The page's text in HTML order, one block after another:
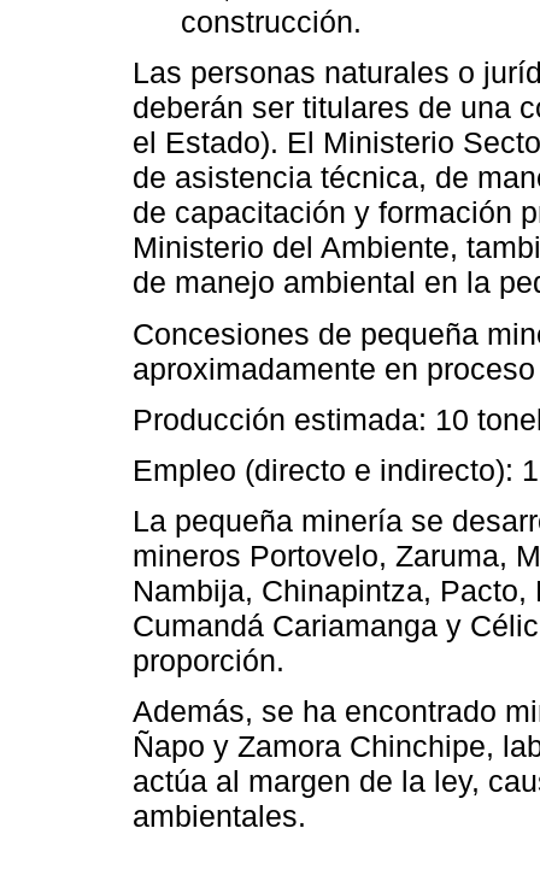
construcción.
Las personas naturales o
deberán ser titulares de una
el Estado). El Ministerio
de asistencia técnica, de
de capacitación y formación
Ministerio del Ambiente,
de manejo ambiental en la
Concesiones de pequeña
aproximadamente en
Producción estimada: 10
Empleo (directo e indirecto):
La pequeña minería se
mineros Portovelo, Zaruma,
Nambija, Chinapintza,
Cumandá Cariamanga y
proporción.
Además, se ha encontrado
Ñapo y Zamora Chinchipe,
actúa al margen de la ley,
ambientales.